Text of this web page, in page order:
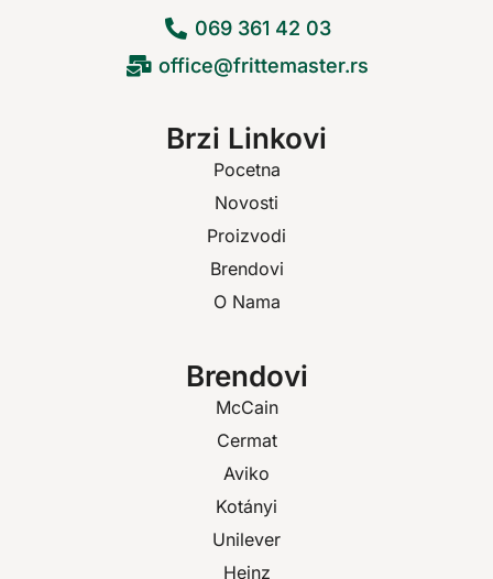
069 361 42 03
office@frittemaster.rs
Brzi Linkovi
Pocetna
Novosti
Proizvodi
Brendovi
O Nama
Brendovi
McCain
Cermat
Aviko
Kotányi
Unilever
Heinz